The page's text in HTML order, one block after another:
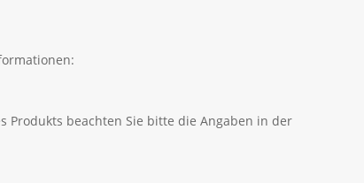
Produkts beachten Sie bitte die Angaben in der